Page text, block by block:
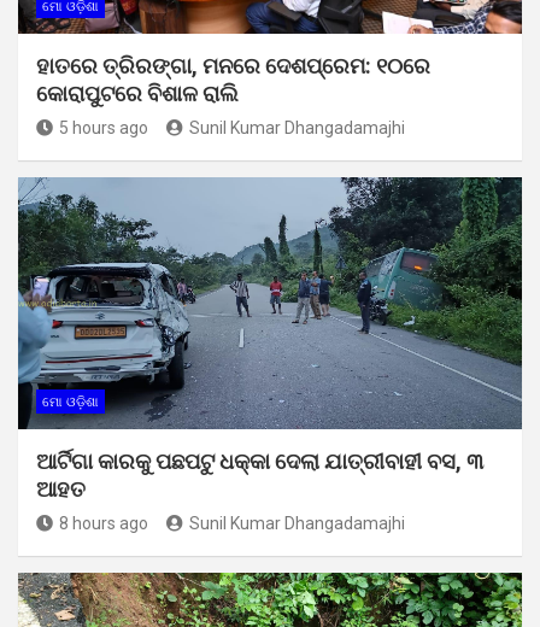
ମୋ ଓଡ଼ିଶା
ହାତରେ ତ୍ରିରଙ୍ଗା, ମନରେ ଦେଶପ୍ରେମ: ୧୦ରେ
କୋରାପୁଟରେ ବିଶାଳ ରାଲି
5 hours ago Sunil Kumar Dhangadamajhi
ମୋ ଓଡ଼ିଶା
ଆର୍ଟିଗା କାରକୁ ପଛପଟୁ ଧକ୍କା ଦେଲା ଯାତ୍ରୀବାହୀ ବସ, ୩
ଆହତ
8 hours ago Sunil Kumar Dhangadamajhi